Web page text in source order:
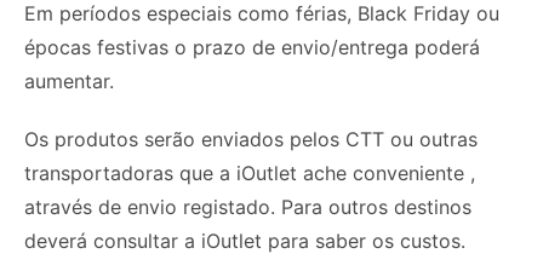
Em períodos especiais como férias, Black Friday ou
épocas festivas o prazo de envio/entrega poderá
aumentar.
Os produtos serão enviados pelos CTT ou outras
transportadoras que a iOutlet ache conveniente ,
através de envio registado. Para outros destinos
deverá consultar a iOutlet para saber os custos.